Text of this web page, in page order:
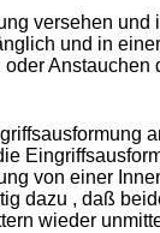
versehen
und in
von einer
dazu , daß
wieder